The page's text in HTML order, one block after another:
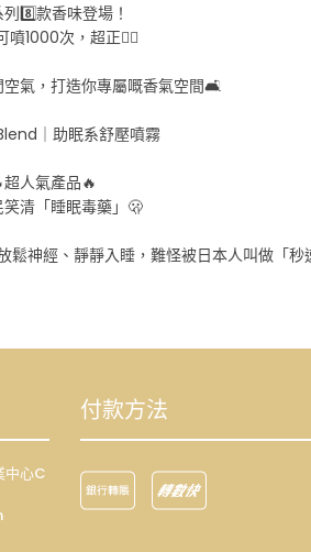
8️⃣款香味登場！
噴1000次，超正👍🏼
空氣，打造你專屬嘅香氣空間🛋️
｜助眠系舒壓噴霧
超人氣產品🔥
笑清「睡眠毒藥」🫢
神經、靜靜入睡，難怪被日本人叫做「秒
中心C
付款方法